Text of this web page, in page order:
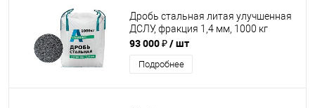
Дробь стальная литая улучшенная
ДСЛУ, фракция 1,4 мм, 1000 кг
93 000 ₽/ шт
Подробнее